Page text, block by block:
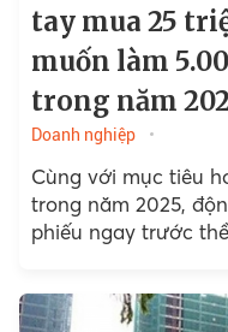
tay mua 25
muốn làm
trong năm
Doanh nghiệp
Cùng với mục tiêu
trong năm 2025,
phiếu ngay trước